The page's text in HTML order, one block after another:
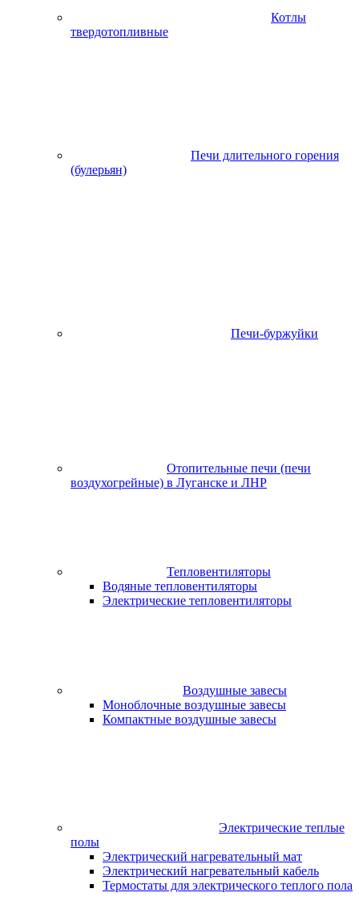
Котлы
твердотопливные
Печи длительного горения
(булерьян)
Печи-буржуйки
Отопительные печи (печи
воздухогрейные) в Луганске и ЛНР
Тепловентиляторы
Водяные тепловентиляторы
Электрические тепловентиляторы
Воздушные завесы
Моноблочные воздушные завесы
Компактные воздушные завесы
Электрические теплые
полы
Электрический нагревательный мат
Электрический нагревательный кабель
Термостаты для электрического теплого пола